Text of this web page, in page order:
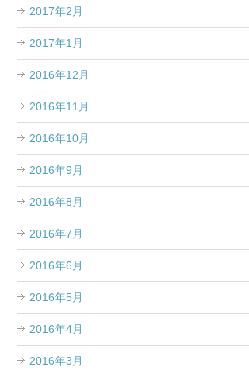
2017年2月
2017年1月
2016年12月
2016年11月
2016年10月
2016年9月
2016年8月
2016年7月
2016年6月
2016年5月
2016年4月
2016年3月